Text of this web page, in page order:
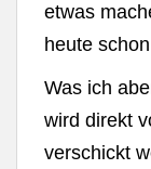
etwas
heute
Was ich
wird direkt
verschickt